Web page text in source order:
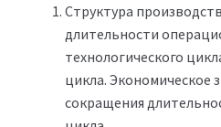
Структура
длительности
технологического
цикла. Экономическое
сокращения